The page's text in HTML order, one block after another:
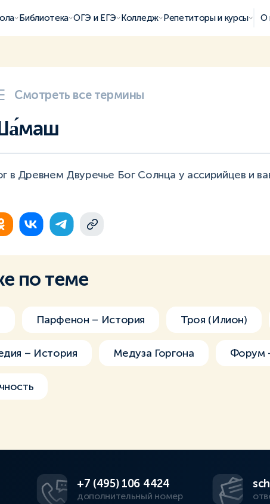
Библиотека ОГЭ и ЕГЭ Колледж Репетиторы и курсы О
Смотреть все термины
в Древнем Двуречье Бог Солнца у ассирийцев и
по теме
Парфенон – История Троя (Илион)
– История Медуза Горгона Форум
+7 (495) 106 4424
дополнительный номер